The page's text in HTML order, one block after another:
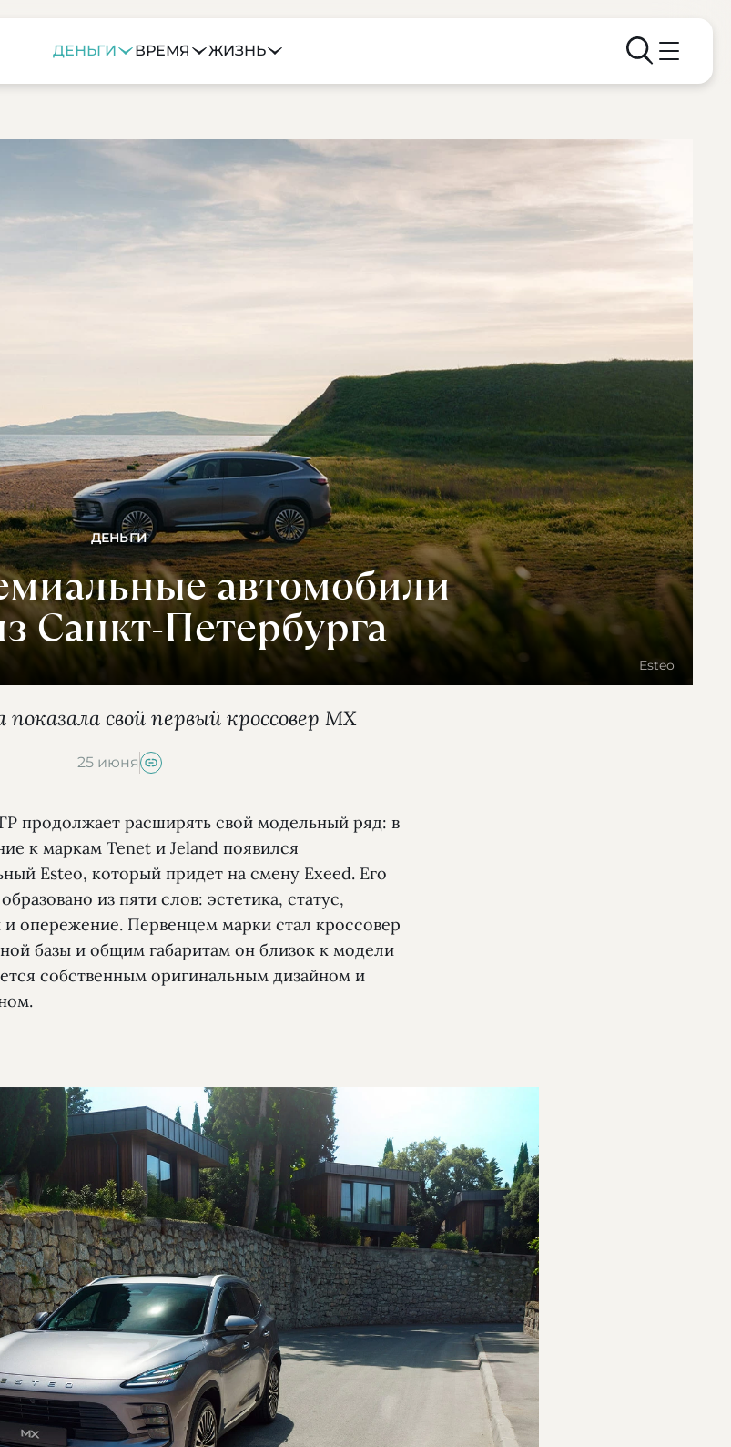
ДЕНЬГИ ВРЕМЯ ЖИЗНЬ
ДЕНЬГИ
автомобили
Санкт-Петербурга
Esteo
показала свой первый кроссовер МХ
25 июня
продолжает расширять свой модельный ряд: в
к маркам Tenet и Jeland появился
Esteo, который придет на смену Exeed. Его
из пяти слов: эстетика, статус,
опережение. Первенцем марки стал кроссовер
базы и общим габаритам он близок к модели
собственным оригинальным дизайном и